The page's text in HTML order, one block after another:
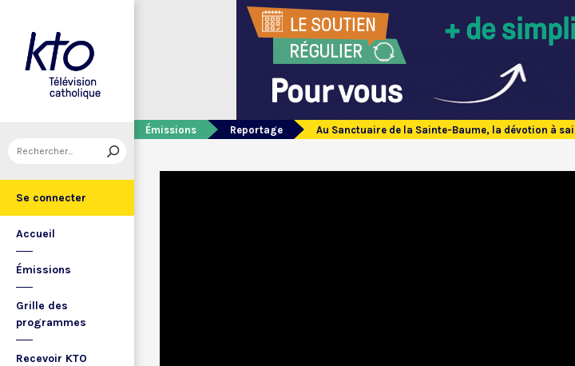
Se connecter
Accueil
Émissions
Grille des
programmes
Recevoir KTO
Émissions Reportage Au Sanctuaire de la Sainte-Baume, la dévotion à